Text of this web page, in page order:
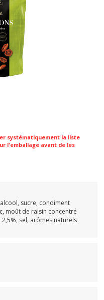
systématiquement la liste
l'emballage avant de les
sucre, condiment
moût de raisin concentré
sel, arômes naturels